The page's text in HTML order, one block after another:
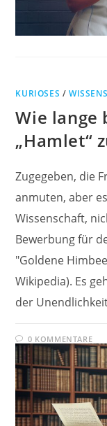
KURIOSES /
Wie lange
„Hamlet“
Zugegeben, die
anmuten, aber
Wissenschaft,
Bewerbung für
"Goldene
Wikipedia). Es
der
0 KOMMENTARE